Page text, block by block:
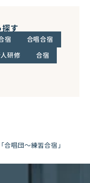
す
宿
合唱合宿
研修
合宿
唱団～練習合宿」